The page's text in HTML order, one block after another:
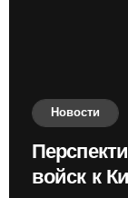
Новости
войск к